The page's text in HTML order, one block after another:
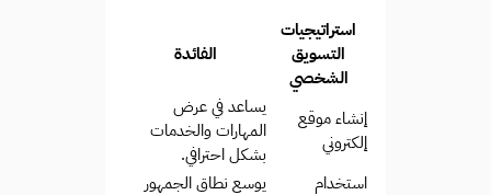
استراتيجيات
التسويق
الشخصي
الفائدة
إنشاء موقع
إلكتروني
يساعد في عرض
المهارات والخدمات
بشكل احترافي.
استخدام
يوسع نطاق الجمهور